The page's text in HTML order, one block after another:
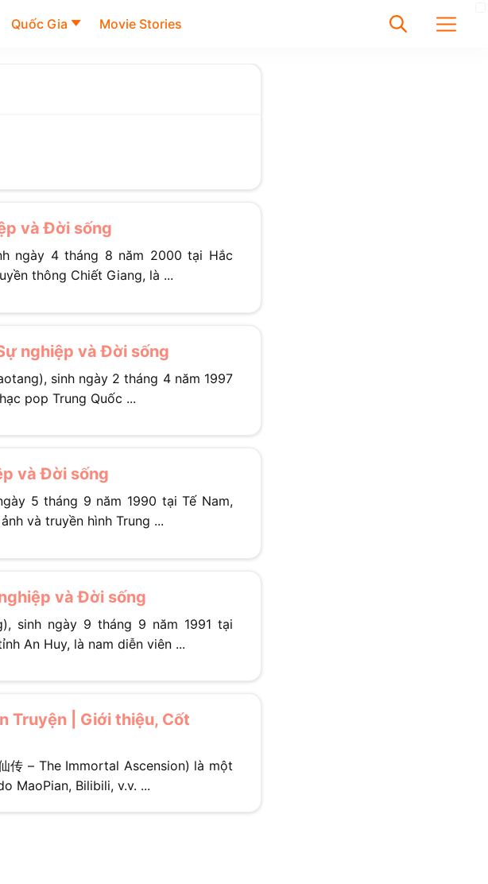
Quốc Gia Movie Stories
và Đời sống
ngày 4 tháng 8 năm 2000 tại Hắc
thông Chiết Giang, là ...
nghiệp và Đời sống
sinh ngày 2 tháng 4 năm 1997
pop Trung Quốc ...
và Đời sống
5 tháng 9 năm 1990 tại Tế Nam,
và truyền hình Trung ...
và Đời sống
sinh ngày 9 tháng 9 năm 1991 tại
An Huy, là nam diễn viên ...
Truyện | Giới thiệu, Cốt
传 – The Immortal Ascension) là một
MaoPian, Bilibili, v.v. ...